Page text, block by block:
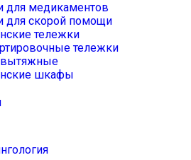
для медикаментов
для скорой помощи
тележки
тележки
шкафы